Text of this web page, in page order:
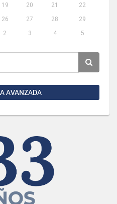
19 20 21
22
26 27 28
29
2 3 4 5
AVANZADA